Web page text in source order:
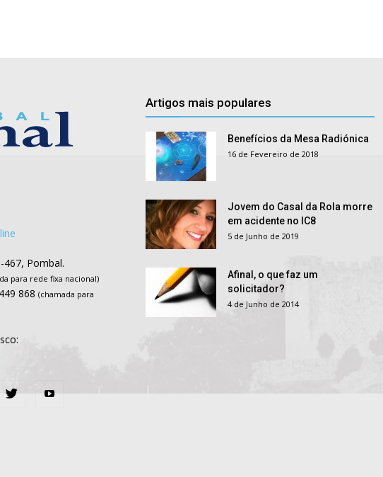
467, Pombal.
para rede fixa nacional)
868 (chamada para
Artigos mais populares
Benefícios da Mesa Radiónica
16 de Fevereiro de 2018
Jovem do Casal da Rola morre
em acidente no IC8
5 de Junho de 2019
Afinal, o que faz um
solicitador?
4 de Junho de 2014